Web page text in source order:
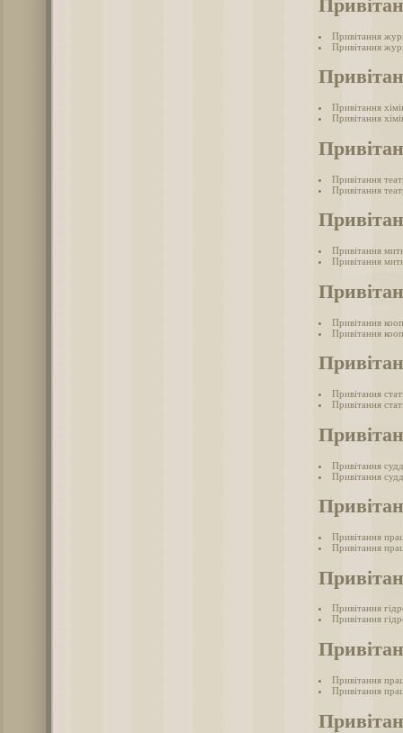
Привітання
Привітання
Привітання
Привітання
Привітання
Привітання
Привітання
Привітання
Привітання
Привітання
Привітання
Привітання
Привітання
Привітання
Привітання
Привітання
Привітання
Привітання
Привітання
Привітання